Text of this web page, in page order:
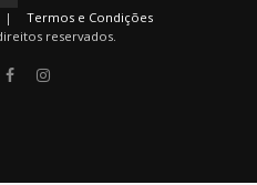
|
Termos e Condições
reservados.